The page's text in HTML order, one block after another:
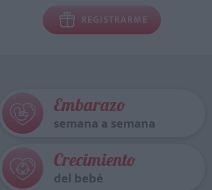
REGISTRARME
Embarazo
semana a semana
Crecimiento
del bebé